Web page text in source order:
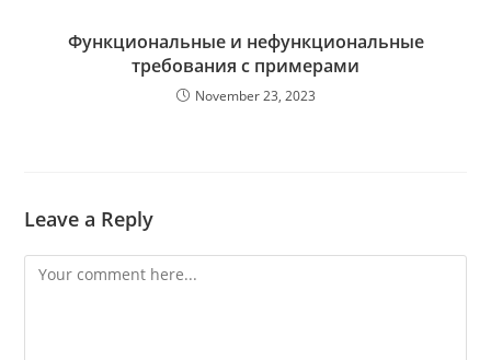
Функциональные и нефункциональные
требования с примерами
November 23, 2023
Leave a Reply
Comment